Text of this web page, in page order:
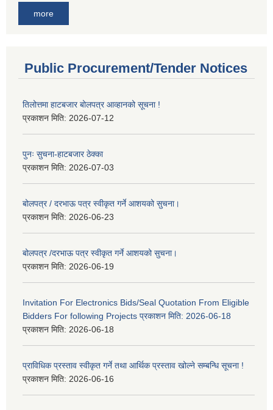
more
Public Procurement/Tender Notices
तिलोत्तमा हाटबजार बोलपत्र आव्हानको सूचना !
प्रकाशन मिति: 2026-07-12
पुनः सुचना-हाटबजार ठेक्का
प्रकाशन मिति: 2026-07-03
बोलपत्र / दरभाऊ पत्र स्वीकृत गर्ने आशयको सुचना।
प्रकाशन मिति: 2026-06-23
बोलपत्र /दरभाऊ पत्र स्वीकृत गर्ने आशयको सुचना।
प्रकाशन मिति: 2026-06-19
Invitation For Electronics Bids/Seal Quotation From Eligible
Bidders For following Projects प्रकाशन मिति: 2026-06-18
प्रकाशन मिति: 2026-06-18
प्राविधिक प्रस्ताव स्वीकृत गर्ने तथा आर्थिक प्रस्ताव खोल्ने सम्बन्धि सूचना !
प्रकाशन मिति: 2026-06-16